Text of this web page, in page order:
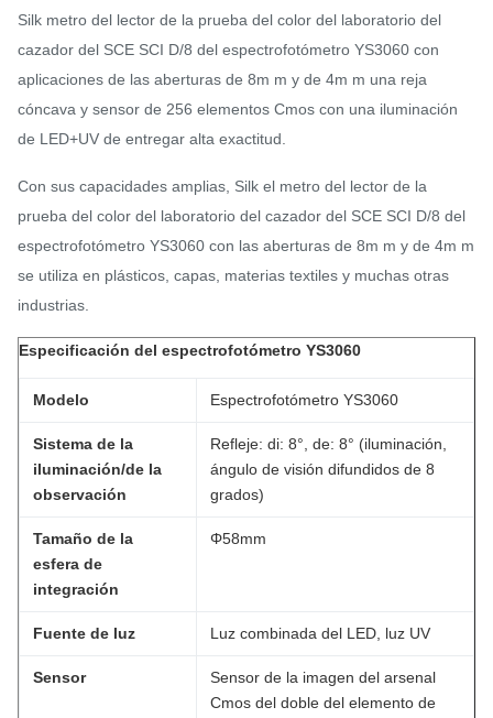
Silk metro del lector de la prueba del color del laboratorio del
cazador del SCE SCI D/8 del espectrofotómetro YS3060 con
aplicaciones de las aberturas de 8m m y de 4m m una reja
cóncava y sensor de 256 elementos Cmos con una iluminación
de LED+UV de entregar alta exactitud.
Con sus capacidades amplias, Silk el metro del lector de la
prueba del color del laboratorio del cazador del SCE SCI D/8 del
espectrofotómetro YS3060 con las aberturas de 8m m y de 4m m
se utiliza en plásticos, capas, materias textiles y muchas otras
industrias.
Especificación del espectrofotómetro YS3060
Modelo Espectrofotómetro YS3060
Sistema de la
iluminación/de la
observación
Refleje: di: 8°, de: 8° (iluminación,
ángulo de visión difundidos de 8
grados)
Tamaño de la
esfera de
integración
Φ58mm
Fuente de luz Luz combinada del LED, luz UV
Sensor
Sensor de la imagen del arsenal
Cmos del doble del elemento de